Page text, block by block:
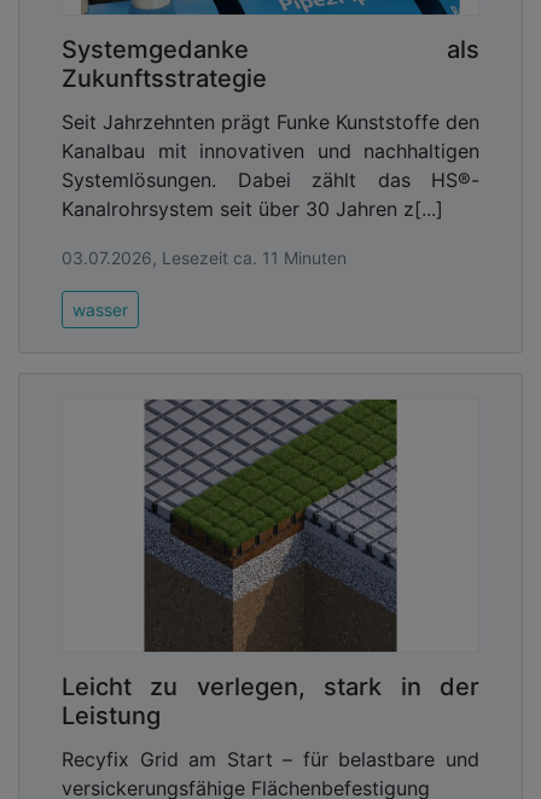
Systemgedanke als
Zukunftsstrategie
Seit Jahrzehnten prägt Funke Kunststoffe den
Kanalbau mit innovativen und nachhaltigen
Systemlösungen. Dabei zählt das HS®-
Kanalrohrsystem seit über 30 Jahren z[...]
03.07.2026, Lesezeit ca. 11 Minuten
wasser
Leicht zu verlegen, stark in der
Leistung
Recyfix Grid am Start – für belastbare und
versickerungsfähige Flächenbefestigung